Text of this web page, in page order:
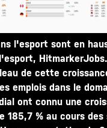
l'esport sont en
de cette
emplois dans le
ont connu une
185,7 % au cours des